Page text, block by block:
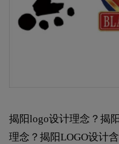
揭阳logo设计理念？揭阳
理念？揭阳LOGO设计